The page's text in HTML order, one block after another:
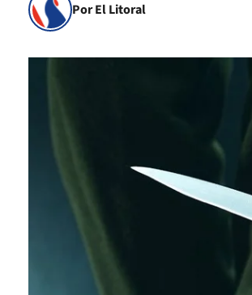
Por El Litoral